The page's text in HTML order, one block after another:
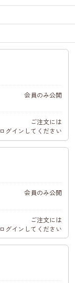
会員のみ公開
ご注文には
ログイン してください
会員のみ公開
ご注文には
ログイン してください